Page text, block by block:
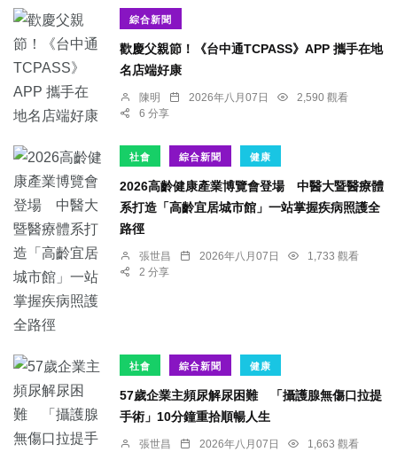
綜合新聞
歡慶父親節！《台中通TCPASS》APP 攜手在地
名店端好康
陳明 2026年八月07日
2,590 觀看
6 分享
社會 綜合新聞 健康
2026高齡健康產業博覽會登場 中醫大暨醫療體
系打造「高齡宜居城市館」一站掌握疾病照護全
路徑
張世昌 2026年八月07日
1,733 觀看
2 分享
社會 綜合新聞 健康
57歲企業主頻尿解尿困難 「攝護腺無傷口拉提
手術」10分鐘重拾順暢人生
張世昌 2026年八月07日
1,663 觀看